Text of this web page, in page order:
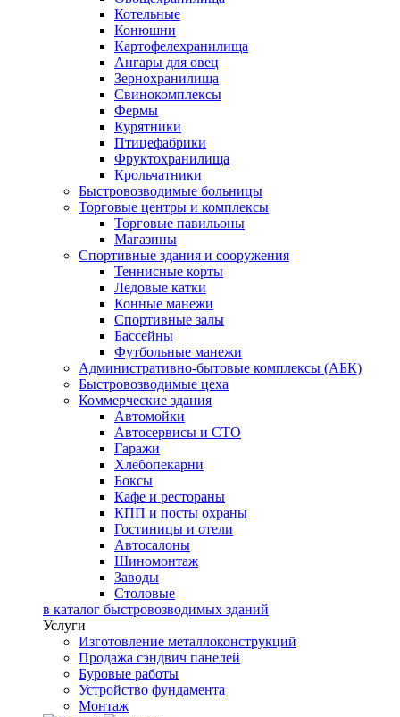
Котельные
Конюшни
Картофелехранилища
Ангары для овец
Зернохранилища
Свинокомплексы
Фермы
Курятники
Птицефабрики
Фруктохранилища
Крольчатники
Быстровозводимые больницы
Торговые центры и комплексы
Торговые павильоны
Магазины
Спортивные здания и сооружения
Теннисные корты
Ледовые катки
Конные манежи
Спортивные залы
Бассейны
Футбольные манежи
Административно-бытовые комплексы (АБК)
Быстровозводимые цеха
Коммерческие здания
Автомойки
Автосервисы и СТО
Гаражи
Хлебопекарни
Боксы
Кафе и рестораны
КПП и посты охраны
Гостиницы и отели
Автосалоны
Шиномонтаж
Заводы
Столовые
в каталог быстровозводимых зданий
Услуги
Изготовление металлоконструкций
Продажа сэндвич панелей
Буровые работы
Устройство фундамента
Монтаж